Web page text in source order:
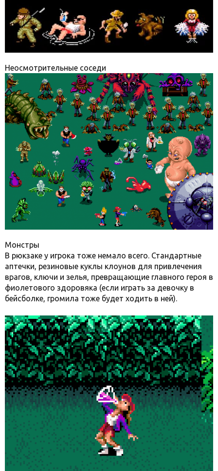
Неосмотрительные соседи
Монстры
В рюкзаке у игрока тоже немало всего. Стандартные
аптечки, резиновые куклы клоунов для привлечения
врагов, ключи и зелья, превращающие главного героя в
фиолетового здоровяка (если играть за девочку в
бейсболке, громила тоже будет ходить в ней).